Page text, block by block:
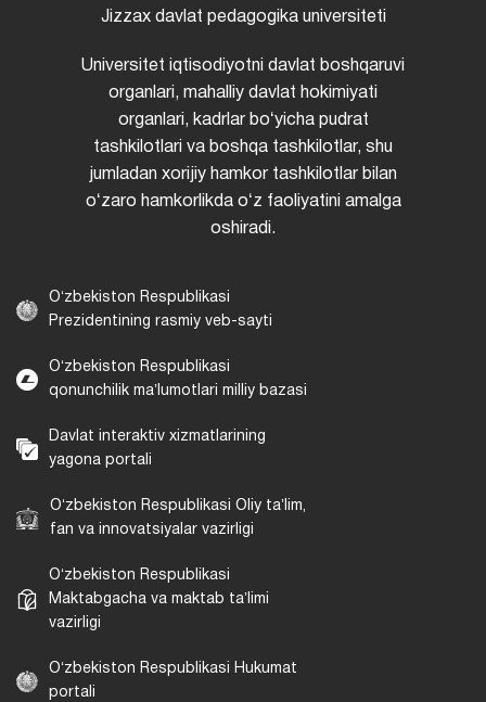
Jizzax davlat pedagogika universiteti
Universitet iqtisodiyotni davlat boshqaruvi
organlari, mahalliy davlat hokimiyati
organlari, kadrlar boʻyicha pudrat
tashkilotlari va boshqa tashkilotlar, shu
jumladan xorijiy hamkor tashkilotlar bilan
oʻzaro hamkorlikda oʻz faoliyatini amalga
oshiradi.
Oʻzbekiston Respublikasi
Prezidentining rasmiy veb-sayti
Oʻzbekiston Respublikasi
qonunchilik maʼlumotlari milliy bazasi
Davlat interaktiv xizmatlarining
yagona portali
Oʻzbekiston Respublikasi Oliy taʼlim,
fan va innovatsiyalar vazirligi
Oʻzbekiston Respublikasi
Maktabgacha va maktab taʼlimi
vazirligi
Oʻzbekiston Respublikasi Hukumat
portali